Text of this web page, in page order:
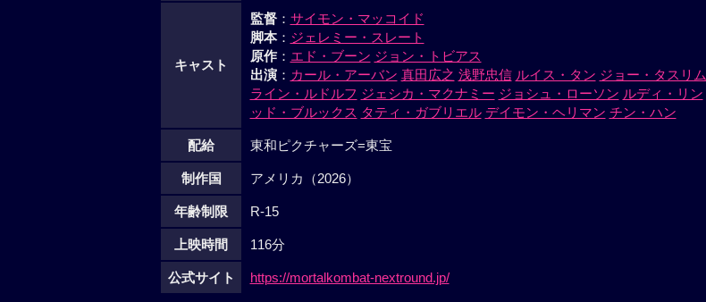
キャスト
監督： サイモン・マッコイド
脚本： ジェレミー・スレート
原作： エド・ブーン ジョン・トビアス
出演： カール・アーバン 真田広之 浅野忠信 ルイス・タン ジョー・タスリム
ライン・ルドルフ ジェシカ・マクナミー ジョシュ・ローソン ルディ・リン
ッド・ブルックス タティ・ガブリエル デイモン・ヘリマン チン・ハン
配給 東和ピクチャーズ=東宝
制作国 アメリカ（2026）
年齢制限 R-15
上映時間 116分
公式サイト https://mortalkombat-nextround.jp/